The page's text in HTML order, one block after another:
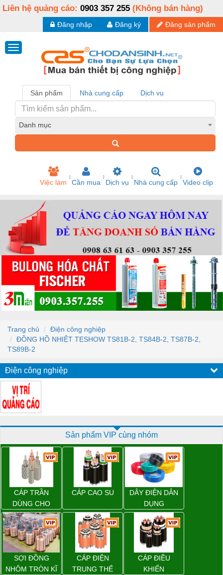
Liên hệ quảng cáo: 0903 357 255 (Không bán hàng)
Đăng sản phẩm
Đăng ký
Đăng nhập
Sản phẩm Nhà cung cấp Dịch vụ
Danh mục
Việc làm Cần mua Dịch vụ Nhà cung cấp Video clip
Trang chủ
Điện công nghiệp
ĐỒNG HỒ NHIỆT TESHOW TS81B-2, TS84B-2, TS87B-2,
TS89B-2
Điện công nghiệp
Sản phẩm VIP cùng nhóm
CÁP TRẦN
DÙNG CHO
ĐƯỜNG DÂY
TẢI ĐIỆN TRÊN
KHÔNG
CÁP CAO SU
DÂY ĐIỆN DÂN
DỤNG
SỢI ĐỒNG
NHÔM TRÒN KĨ
CÁP ĐIỆN
TRUNG THẾ
CÁP ĐIỀU
KHIỂN